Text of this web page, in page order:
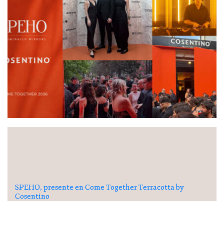
SPEHO, presente en Come Together Terracotta by
Cosentino